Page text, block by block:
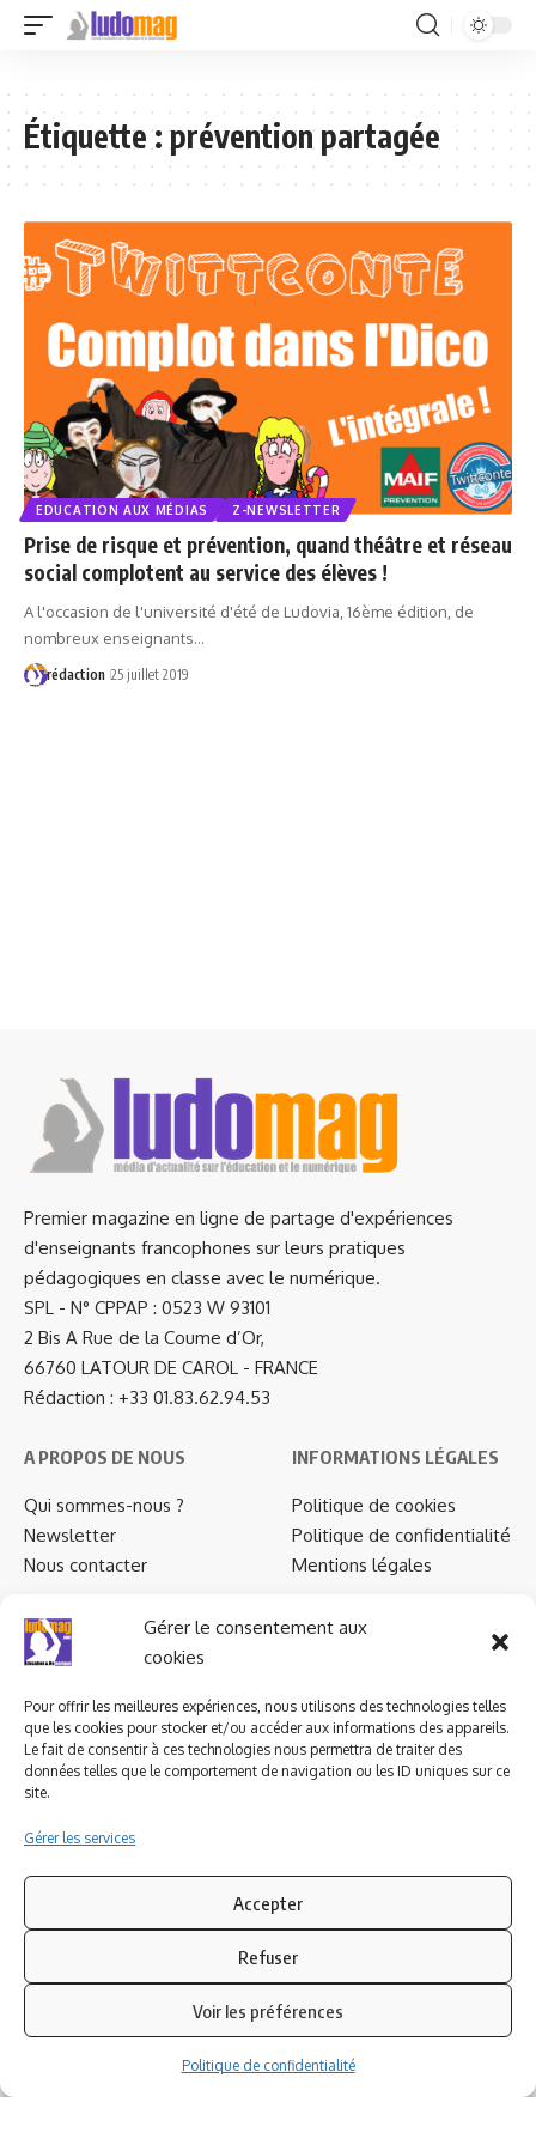
Gérer le consentement aux
cookies
Pour offrir les meilleures expériences, nous utilisons des technologies telles
que les cookies pour stocker et/ou accéder aux informations des appareils.
Le fait de consentir à ces technologies nous permettra de traiter des
données telles que le comportement de navigation ou les ID uniques sur ce
site.
Gérer les services
Accepter
Refuser
Voir les préférences
Politique de confidentialité
Étiquette :prévention partagée
EDUCATION AUX MÉDIAS Z-NEWSLETTER
Prise de risque et prévention, quand théâtre et réseau
social complotent au service des élèves !
A l'occasion de l'université d'été de Ludovia, 16ème édition, de
nombreux enseignants…
rédaction 25 juillet 2019
Premier magazine en ligne de partage d'expériences
d'enseignants francophones sur leurs pratiques
pédagogiques en classe avec le numérique.
SPL - N° CPPAP : 0523 W 93101
2 Bis A Rue de la Coume d’Or,
66760 LATOUR DE CAROL - FRANCE
Rédaction : +33 01.83.62.94.53
A PROPOS DE NOUS
Qui sommes-nous ?
Newsletter
Nous contacter
Ludomag "Le Club"
INFORMATIONS LÉGALES
Politique de cookies
Politique de confidentialité
Mentions légales
LIENS UTILES
ludoviales
PARTENAIRES